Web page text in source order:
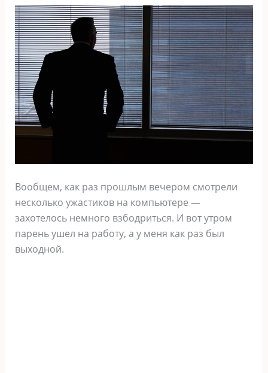
Вообщем, как раз прошлым вечером смотрели
несколько ужастиков на компьютере —
захотелось немного взбодриться. И вот утром
парень ушел на работу, а у меня как раз был
выходной.